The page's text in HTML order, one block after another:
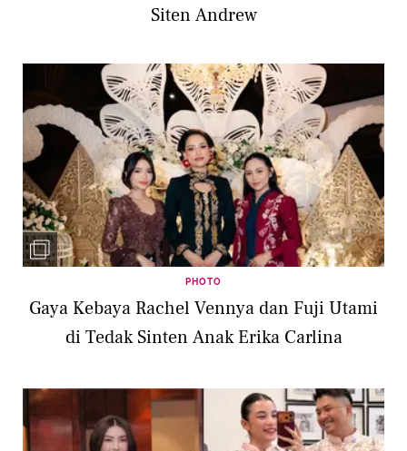
Siten Andrew
PHOTO
Gaya Kebaya Rachel Vennya dan Fuji Utami
di Tedak Sinten Anak Erika Carlina